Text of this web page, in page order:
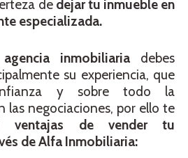
de dejar tu inmueble en
especializada.
agencia inmobiliaria debes
su experiencia, que
y sobre todo la
las negociaciones, por ello te
ventajas de vender tu
de Alfa Inmobiliaria: